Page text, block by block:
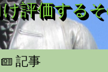
評価する
記事